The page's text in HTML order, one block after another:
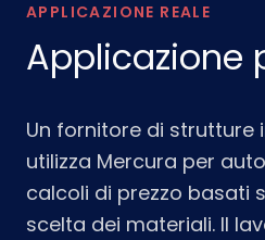
APPLICAZIONE REALE
Applicazione
Un fornitore di strutture
utilizza Mercura per
calcoli di prezzo basati
scelta dei materiali. Il